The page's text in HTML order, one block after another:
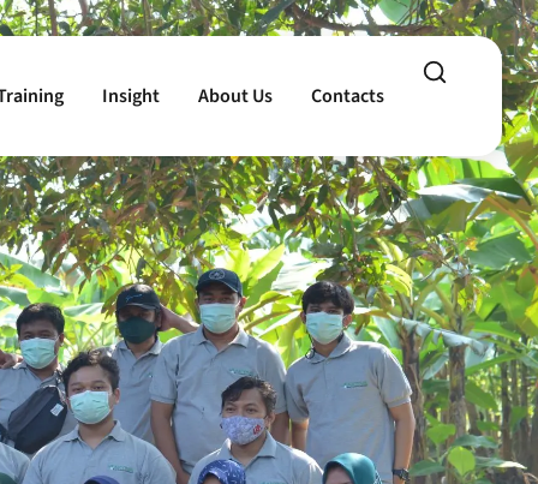
Insight About Us Contacts